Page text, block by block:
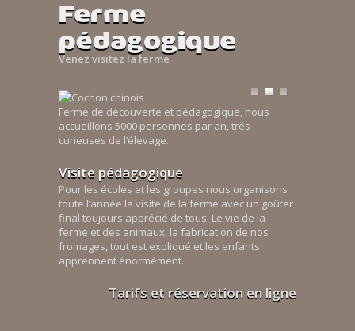
Ferme
pédagogique
Venez visitez la ferme
Ferme de découverte et pédagogique, nous
accueillons 5000 personnes par an, trés
curieuses de l’élevage.
Visite pédagogique
Pour les écoles et les groupes nous organisons
toute l’année la visite de la ferme avec un goûter
final toujours apprécié de tous. Le vie de la
ferme et des animaux, la fabrication de nos
fromages, tout est expliqué et les enfants
apprennent énormément.
Tarifs et réservation en ligne